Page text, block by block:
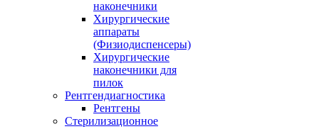
наконечники
Хирургические
аппараты
(Физиодиспенсеры)
Хирургические
наконечники для
пилок
Рентгендиагностика
Рентгены
Стерилизационное